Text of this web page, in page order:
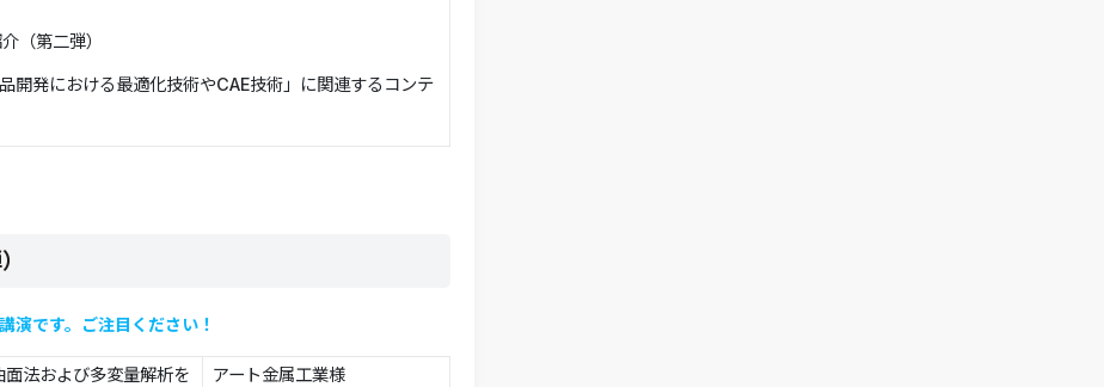
（第二弾）
開発における最適化技術やCAE技術」に関連するコンテ
演です。ご注目ください！
法および多変量解析を
アート金属工業様